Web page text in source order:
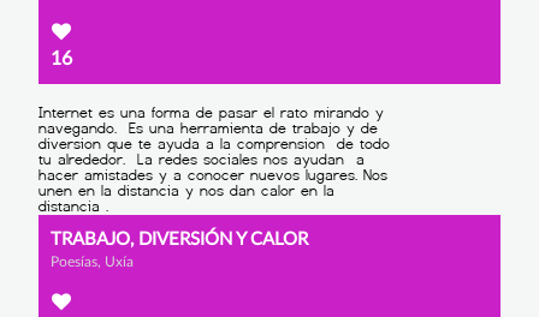
16
TRABAJO, DIVERSIÓN Y CALOR
Poesías, Uxía